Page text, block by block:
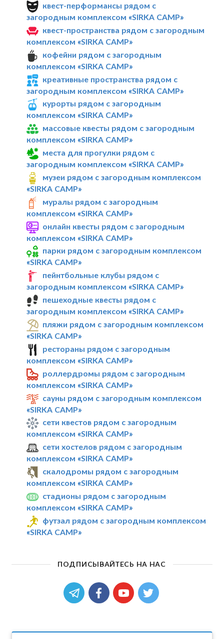
квест-перформансы рядом с
загородным комплексом «SIRKA CAMP»
квест-пространства рядом с загородным
комплексом «SIRKA CAMP»
кофейни рядом с загородным
комплексом «SIRKA CAMP»
креативные пространства рядом с
загородным комплексом «SIRKA CAMP»
курорты рядом с загородным
комплексом «SIRKA CAMP»
массовые квесты рядом с загородным
комплексом «SIRKA CAMP»
места для прогулки рядом с
загородным комплексом «SIRKA CAMP»
музеи рядом с загородным комплексом
«SIRKA CAMP»
муралы рядом с загородным
комплексом «SIRKA CAMP»
онлайн квесты рядом с загородным
комплексом «SIRKA CAMP»
парки рядом с загородным комплексом
«SIRKA CAMP»
пейнтбольные клубы рядом с
загородным комплексом «SIRKA CAMP»
пешеходные квесты рядом с
загородным комплексом «SIRKA CAMP»
пляжи рядом с загородным комплексом
«SIRKA CAMP»
рестораны рядом с загородным
комплексом «SIRKA CAMP»
роллердромы рядом с загородным
комплексом «SIRKA CAMP»
сауны рядом с загородным комплексом
«SIRKA CAMP»
сети квестов рядом с загородным
комплексом «SIRKA CAMP»
сети хостелов рядом с загородным
комплексом «SIRKA CAMP»
скалодромы рядом с загородным
комплексом «SIRKA CAMP»
стадионы рядом с загородным
комплексом «SIRKA CAMP»
футзал рядом с загородным комплексом
«SIRKA CAMP»
ПОДПИСЫВАЙТЕСЬ НА НАС